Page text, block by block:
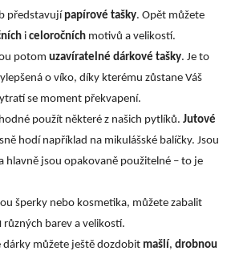
představují papírové tašky. Opět můžete
i celoročních motivů a velikostí.
potom uzavíratelné dárkové tašky. Je to
o víko, díky kterému zůstane Váš
se moment překvapení.
použít některé z našich pytlíků. Jutové
hodí například na mikulášské balíčky. Jsou
hlavně jsou opakovaně použitelné – to je
šperky nebo kosmetika, můžete zabalit
různých barev a velikostí.
dárky můžete ještě dozdobit mašlí, drobnou